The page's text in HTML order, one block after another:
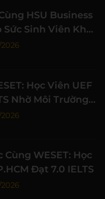
HSU Business
Sinh Viên Khởi
Học Viên UEF
Nhờ Môi Trường
Lượng
Cùng WESET: Học
Đạt 7.0 IELTS